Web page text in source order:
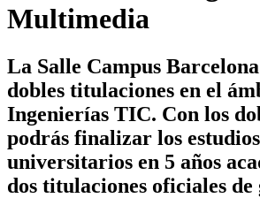
Multimedia
La Salle Campus
dobles titulaciones en el
Ingenierías TIC. Con los
podrás finalizar los estudios
universitarios en 5 años
dos titulaciones oficiales de